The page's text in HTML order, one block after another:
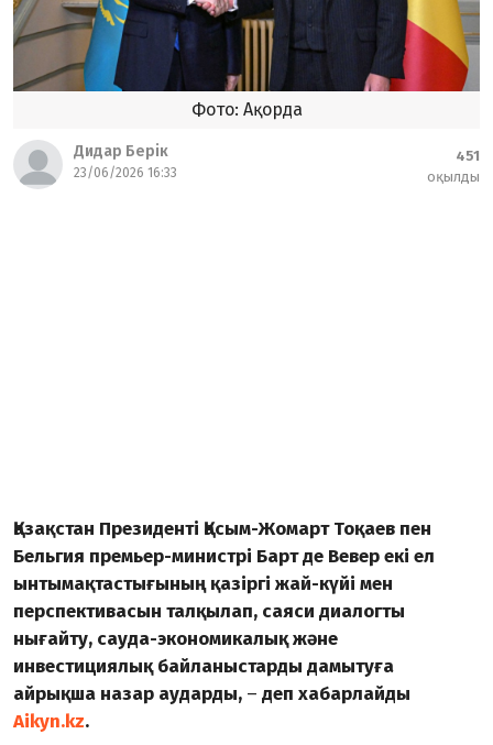
Фото: Ақорда
Дидар Берік
23/06/2026 16:33
451
оқылды
Қазақстан Президенті Қасым-Жомарт Тоқаев пен
Бельгия премьер-министрі Барт де Вевер екі ел
ынтымақтастығының қазіргі жай-күйі мен
перспективасын талқылап, саяси диалогты
нығайту, сауда-экономикалық және
инвестициялық байланыстарды дамытуға
айрықша назар аударды, – деп хабарлайды
Aikyn.kz.